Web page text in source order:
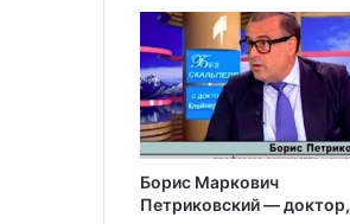
с
т
к
а
м
и
?
Борис Маркович
Петриковский — доктор,